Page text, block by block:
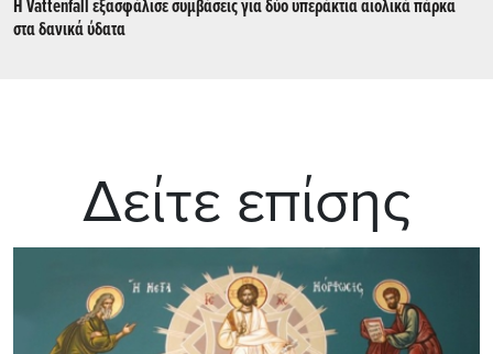
Η Vattenfall εξασφάλισε συμβάσεις για δύο υπεράκτια αιολικά πάρκα
στα δανικά ύδατα
Δείτε επίσης